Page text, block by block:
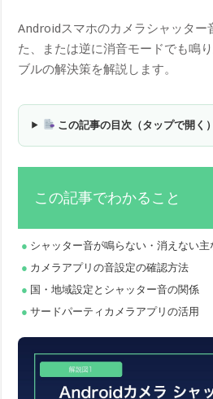
Androidスマホのカメラシャッター
た、または逆に消音モードでも鳴
ブルの解決策を解説します。
この記事の目次（タップで開く）
この記事でわかること
シャッター音が鳴らない・消えない主
カメラアプリの音設定の確認方法
国・地域設定とシャッター音の関係
サードパーティカメラアプリの活用